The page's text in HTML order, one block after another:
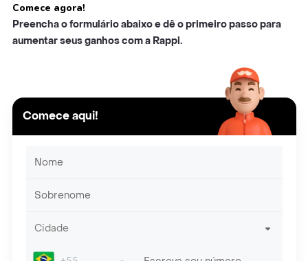
Comece agora!
Preencha o formulário abaixo e dê o primeiro passo para
aumentar seus ganhos com a Rappi.
Comece aqui!